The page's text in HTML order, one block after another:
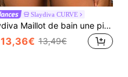
Slaydiva CURVE
Slaydiva Maillot de bain une pièce amincissant sexy à col montant pour femmes grandes tailles, style Coupe du Monde, printemps et été 2026
13,36€ 13,49€